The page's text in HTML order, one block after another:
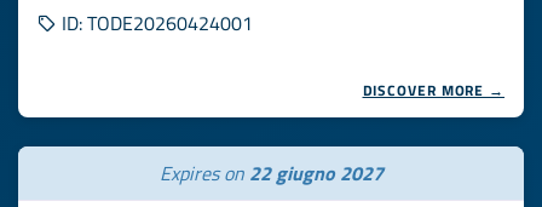
ID: TODE20260424001
DISCOVER MORE →
Expires on 22 giugno 2027